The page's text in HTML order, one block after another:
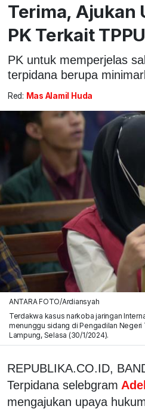
Terima, Ajukan
PK Terkait TPPU
PK untuk memperjelas
terpidana berupa
Red: Mas Alamil Huda
ANTARA FOTO/Ardiansyah
Terdakwa kasus narkoba jaringan
menunggu sidang di Pengadilan Negeri
Lampung, Selasa (30/1/2024).
REPUBLIKA.CO.ID,
Terpidana selebgram
mengajukan upaya